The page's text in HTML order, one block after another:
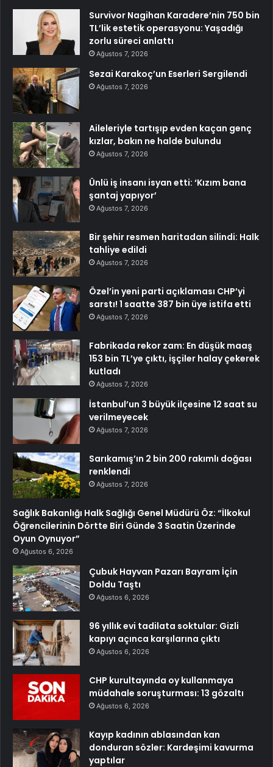
Survivor Nagihan Karadere’nin 750 bin
TL’lik estetik operasyonu: Yaşadığı
zorlu süreci anlattı
Ağustos 7, 2026
Sezai Karakoç’un Eserleri Sergilendi
Ağustos 7, 2026
Aileleriyle tartışıp evden kaçan genç
kızlar, bakın ne halde bulundu
Ağustos 7, 2026
Ünlü iş insanı isyan etti: ‘Kızım bana
şantaj yapıyor’
Ağustos 7, 2026
Bir şehir resmen haritadan silindi: Halk
tahliye edildi
Ağustos 7, 2026
Özel’in yeni parti açıklaması CHP’yi
sarstı! 1 saatte 387 bin üye istifa etti
Ağustos 7, 2026
Fabrikada rekor zam: En düşük maaş
153 bin TL’ye çıktı, işçiler halay çekerek
kutladı
Ağustos 7, 2026
İstanbul’un 3 büyük ilçesine 12 saat su
verilmeyecek
Ağustos 7, 2026
Sarıkamış’ın 2 bin 200 rakımlı doğası
renklendi
Ağustos 7, 2026
Sağlık Bakanlığı Halk Sağlığı Genel Müdürü Öz: “İlkokul
Öğrencilerinin Dörtte Biri Günde 3 Saatin Üzerinde
Oyun Oynuyor”
Ağustos 6, 2026
Çubuk Hayvan Pazarı Bayram İçin
Doldu Taştı
Ağustos 6, 2026
96 yıllık evi tadilata soktular: Gizli
kapıyı açınca karşılarına çıktı
Ağustos 6, 2026
CHP kurultayında oy kullanmaya
müdahale soruşturması: 13 gözaltı
Ağustos 6, 2026
Kayıp kadının ablasından kan
donduran sözler: Kardeşimi kavurma
yaptılar